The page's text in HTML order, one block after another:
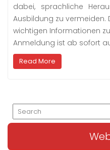
dabei, sprachliche
Ausbildung zu vermeiden.
wichtigen Informationen
Anmeldung ist ab sofort
Read More